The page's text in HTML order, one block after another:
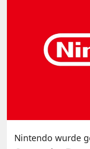
Nintendo wurde